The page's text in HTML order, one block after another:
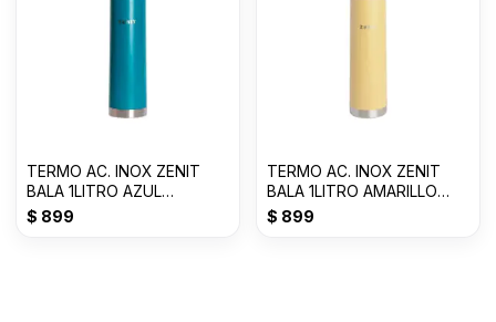
TERMO AC. INOX ZENIT
BALA 1LITRO AZUL
PETROLEO Z100XZAP
$ 899
TERMO AC. INOX ZENIT
BALA 1LITRO AMARILLO
PASTEL Z100XZY
$ 899